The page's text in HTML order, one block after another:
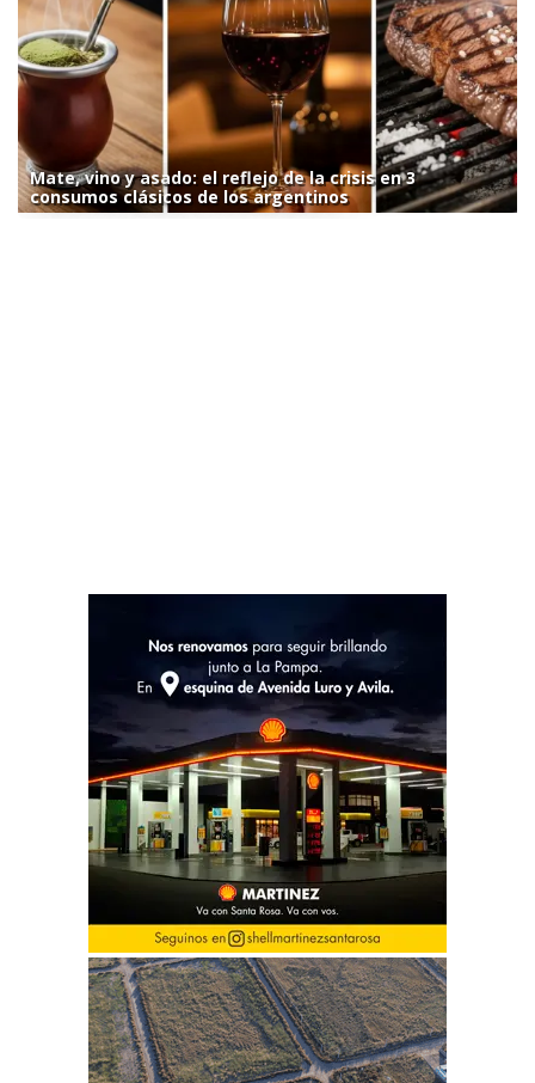
Mate, vino y asado: el reflejo de la crisis en 3
consumos clásicos de los argentinos